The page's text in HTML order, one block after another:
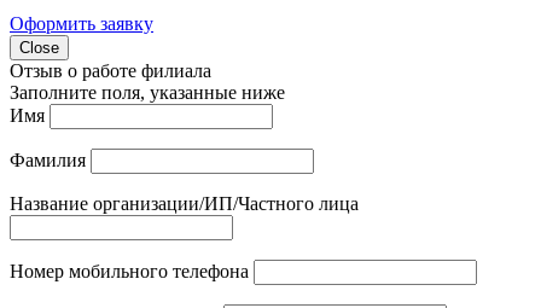
Оформить заявку
Close
Отзыв о работе филиала
Заполните поля, указанные ниже
Имя
Фамилия
Название организации/ИП/Частного лица
Номер мобильного телефона